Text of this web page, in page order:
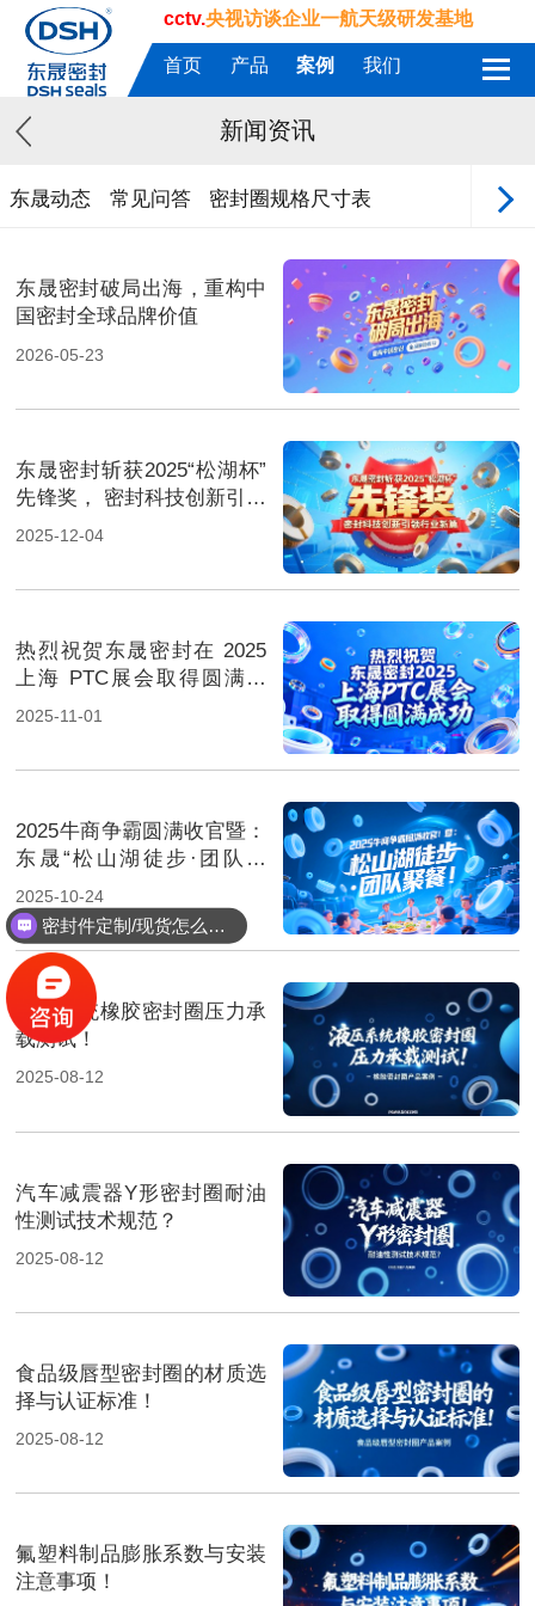
cctv.央视访谈企业一航天级研发基地
首页 产品 案例 我们
新闻资讯
东晟动态 常见问答 密封圈规格尺寸表
东晟密封破局出海，重构中
国密封全球品牌价值
2026-05-23
东晟密封斩获2025“松湖杯”
先锋奖， 密封科技创新引领
行业新篇！
2025-12-04
热烈祝贺东晟密封在 2025
上海 PTC展会取得圆满成
功！
2025-11-01
2025牛商争霸圆满收官暨：
东晟“松山湖徒步·团队聚
餐”！
2025-10-24
液压系统橡胶密封圈压力承
载测试！
2025-08-12
汽车减震器Y形密封圈耐油
性测试技术规范？
2025-08-12
食品级唇型密封圈的材质选
择与认证标准！
2025-08-12
氟塑料制品膨胀系数与安装
注意事项！
密封件定制/现货怎么报价，起订量多少？